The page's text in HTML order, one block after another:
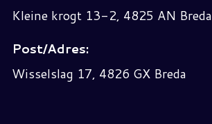
Kleine krogt 13-2, 4825 AN Breda
Post/Adres:
Wisselslag 17, 4826 GX Breda